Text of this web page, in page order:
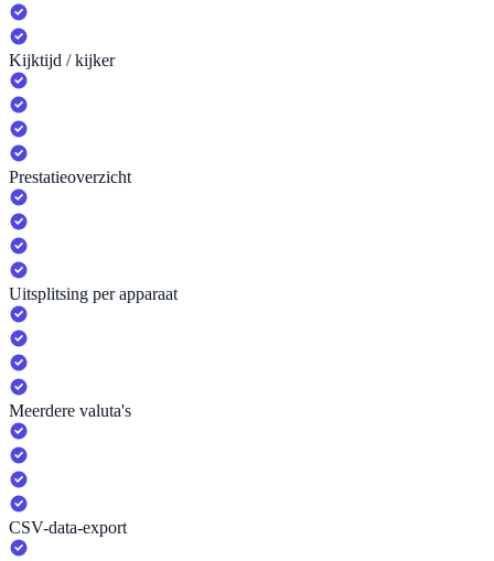
Kijktijd / kijker
Prestatieoverzicht
Uitsplitsing per apparaat
Meerdere valuta's
CSV-data-export